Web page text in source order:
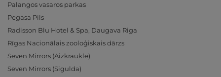
Palangos vasaros parkas
Pegasa Pils
Radisson Blu Hotel & Spa, Daugava Riga
Rīgas Nacionālais zooloģiskais dārzs
Seven Mirrors (Aizkraukle)
Seven Mirrors (Sigulda)